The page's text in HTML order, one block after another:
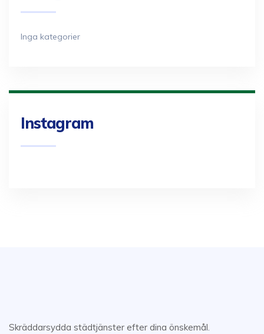
Inga kategorier
Instagram
Skräddarsydda städtjänster efter dina önskemål.